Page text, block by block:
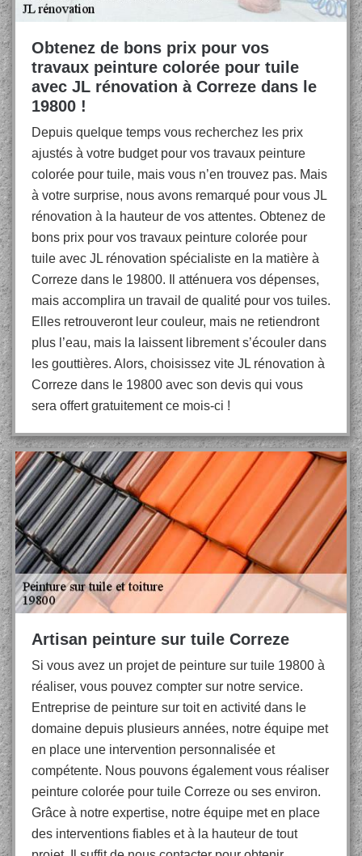
Obtenez de bons prix pour vos
travaux peinture colorée pour tuile
avec JL rénovation à Correze dans le
19800 !
Depuis quelque temps vous recherchez les prix
ajustés à votre budget pour vos travaux peinture
colorée pour tuile, mais vous n’en trouvez pas. Mais
à votre surprise, nous avons remarqué pour vous JL
rénovation à la hauteur de vos attentes. Obtenez de
bons prix pour vos travaux peinture colorée pour
tuile avec JL rénovation spécialiste en la matière à
Correze dans le 19800. Il atténuera vos dépenses,
mais accomplira un travail de qualité pour vos tuiles.
Elles retrouveront leur couleur, mais ne retiendront
plus l’eau, mais la laissent librement s’écouler dans
les gouttières. Alors, choisissez vite JL rénovation à
Correze dans le 19800 avec son devis qui vous
sera offert gratuitement ce mois-ci !
Artisan peinture sur tuile Correze
Si vous avez un projet de peinture sur tuile 19800 à
réaliser, vous pouvez compter sur notre service.
Entreprise de peinture sur toit en activité dans le
domaine depuis plusieurs années, notre équipe met
en place une intervention personnalisée et
compétente. Nous pouvons également vous réaliser
peinture colorée pour tuile Correze ou ses environ.
Grâce à notre expertise, notre équipe met en place
des interventions fiables et à la hauteur de tout